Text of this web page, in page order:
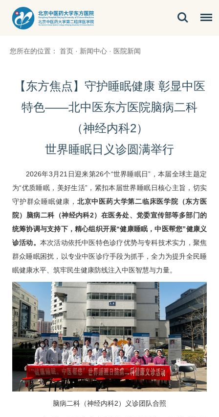
您所在的位置： 首页 · 新闻中心 · 医院新闻
【东方焦点】守护睡眠健康 彰显中医
特色——北中医东方医院脑病二科
（神经内科2）
世界睡眠日义诊圆满举行
2026年3月21日迎来第26个“世界睡眠日”，本届全球主题定
为“优质睡眠，美好生活”，紧扣本届世界睡眠日核心主旨，切实
守护群众睡眠健康， 北京中医药大学第二临床医学院（东方医
院） 脑病二科 （神经内科2）在医务处、党委宣传部等多部门的
统筹协调与支持下，精心组织开展“健康睡眠，中医帮您”健康义
诊活动。 本次活动依托中医特色诊疗优势与专科技术实力，聚焦
群众睡眠困扰，以专业中医诊疗手段为抓手，全力为提升全民睡
眠健康水平、筑牢民生健康防线注入中医智慧与力量。
脑病二科 （神经内科2）义诊团队合照